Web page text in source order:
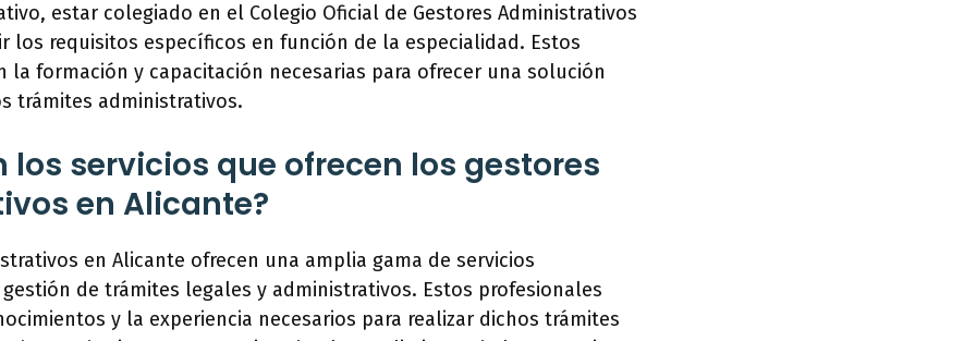
estar colegiado en el Colegio Oficial de Gestores Administrativos
los requisitos específicos en función de la especialidad. Estos
la formación y capacitación necesarias para ofrecer una solución
trámites administrativos.
los servicios que ofrecen los gestores
en Alicante?
en Alicante ofrecen una amplia gama de servicios
de trámites legales y administrativos. Estos profesionales
y la experiencia necesarios para realizar dichos trámites